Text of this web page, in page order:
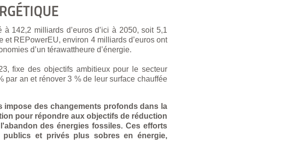
142,2 milliards d’euros d’ici à 2050, soit 5,1
et REPowerEU, environ 4 milliards d’euros ont
d’un térawattheure d’énergie.
fixe des objectifs ambitieux pour le secteur
par an et rénover 3 % de leur surface chauffée
impose des changements profonds dans la
pour répondre aux objectifs de réduction
des énergies fossiles. Ces efforts
publics et privés plus sobres en énergie,